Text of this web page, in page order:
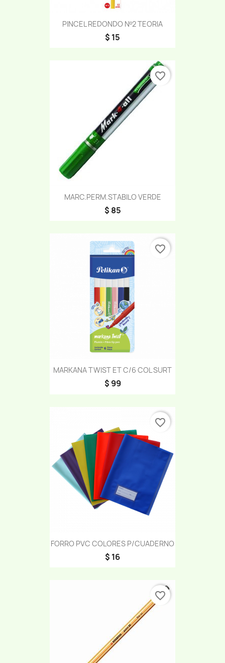
PINCEL REDONDO Nº2 TEORIA
$ 15
MARC.PERM.STABILO VERDE
$ 85
favorite_border
MARKANA TWIST ET C/6 COL SURT
$ 99
favorite_border
FORRO PVC COLORES P/CUADERNO
$ 16
favorite_border
favorite_border